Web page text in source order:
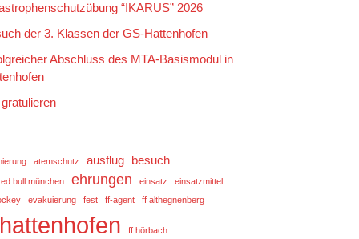
“IKARUS” 2026
der 3. Klassen der GS-Hattenhofen
Abschluss des MTA-Basismodul in
atemschutz ausflug besuch
bull münchen ehrungen einsatz
einsatzmittel
evakuierung fest ff-agent ff althegnenberg
ff hörbach